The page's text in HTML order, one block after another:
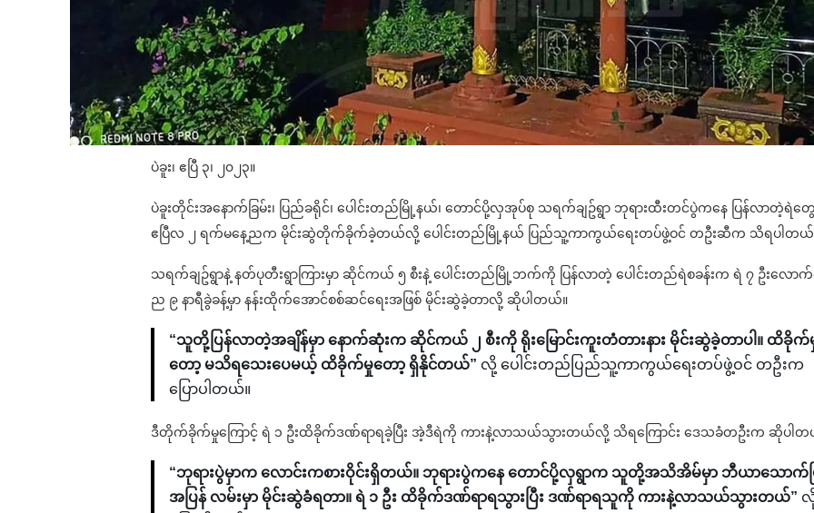
ပဲခူး၊ ဧပြီ ၃၊ ၂၀၂၃။
ပဲခူးတိုင်းအနောက်ခြမ်း၊ ပြည်ခရိုင်၊ ပေါင်းတည်မြို့နယ်၊ တောင်ပို့လှအုပ်စု သရက်ချဥ်ရွာ ဘုရားထီးတင်ပွဲကနေ ပြန်လာတဲ့ရဲ
ဧပြီလ ၂ ရက်မနေ့ညက မိုင်းဆွဲတိုက်ခိုက်ခဲ့တယ်လို့ ပေါင်းတည်မြို့နယ် ပြည်သူ့ကာကွယ်ရေးတပ်ဖွဲ့ဝင် တဦးဆီက သိရပါတယ်
သရက်ချဥ်ရွာနဲ့ နတ်ပုတီးရွာကြားမှာ ဆိုင်ကယ် ၅ စီးနဲ့ ပေါင်းတည်မြို့ဘက်ကို ပြန်လာတဲ့ ပေါင်းတည်ရဲစခန်းက ရဲ ၇ ဦးလော
ည ၉ နာရီခွဲခန့်မှာ နန်းထိုက်အောင်စစ်ဆင်ရေးအဖြစ် မိုင်းဆွဲခဲ့တာလို့ ဆိုပါတယ်။
“သူတို့ပြန်လာတဲ့အချိန်မှာ နောက်ဆုံးက ဆိုင်ကယ် ၂ စီးကို ရိုးမြောင်းကူးတံတားနား မိုင်းဆွဲခဲ့တာပါ။ ထိခိုက်
တော့ မသိရသေးပေမယ့် ထိခိုက်မှုတော့ ရှိနိုင်တယ်” လို့ ပေါင်းတည်ပြည်သူ့ကာကွယ်ရေးတပ်ဖွဲ့ဝင် တဦးက
ပြောပါတယ်။
ဒီတိုက်ခိုက်မှုကြောင့် ရဲ ၁ ဦးထိခိုက်ဒဏ်ရာရခဲ့ပြီး အဲ့ဒီရဲကို ကားနဲ့လာသယ်သွားတယ်လို့ သိရကြောင်း ဒေသခံတဦးက ဆိုပါတ
“ဘုရားပွဲမှာက လောင်းကစားဝိုင်းရှိတယ်။ ဘုရားပွဲကနေ တောင်ပို့လှရွာက သူတို့အသိအိမ်မှာ ဘီယာသောက်ပ
အပြန် လမ်းမှာ မိုင်းဆွဲခံရတာ။ ရဲ ၁ ဦး ထိခိုက်ဒဏ်ရာရသွားပြီး ဒဏ်ရာရသူကို ကားနဲ့လာသယ်သွားတယ်”